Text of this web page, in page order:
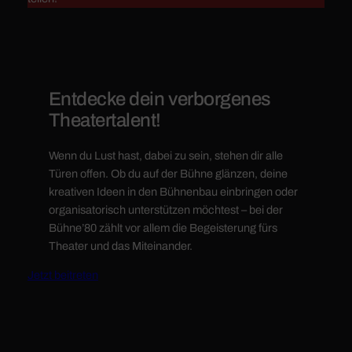
Entdecke dein verborgenes
Theatertalent!
Wenn du Lust hast, dabei zu sein, stehen dir alle
Türen offen. Ob du auf der Bühne glänzen, deine
kreativen Ideen in den Bühnenbau einbringen oder
organisatorisch unterstützen möchtest – bei der
Bühne’80 zählt vor allem die Begeisterung fürs
Theater und das Miteinander.
Jetzt beitreten